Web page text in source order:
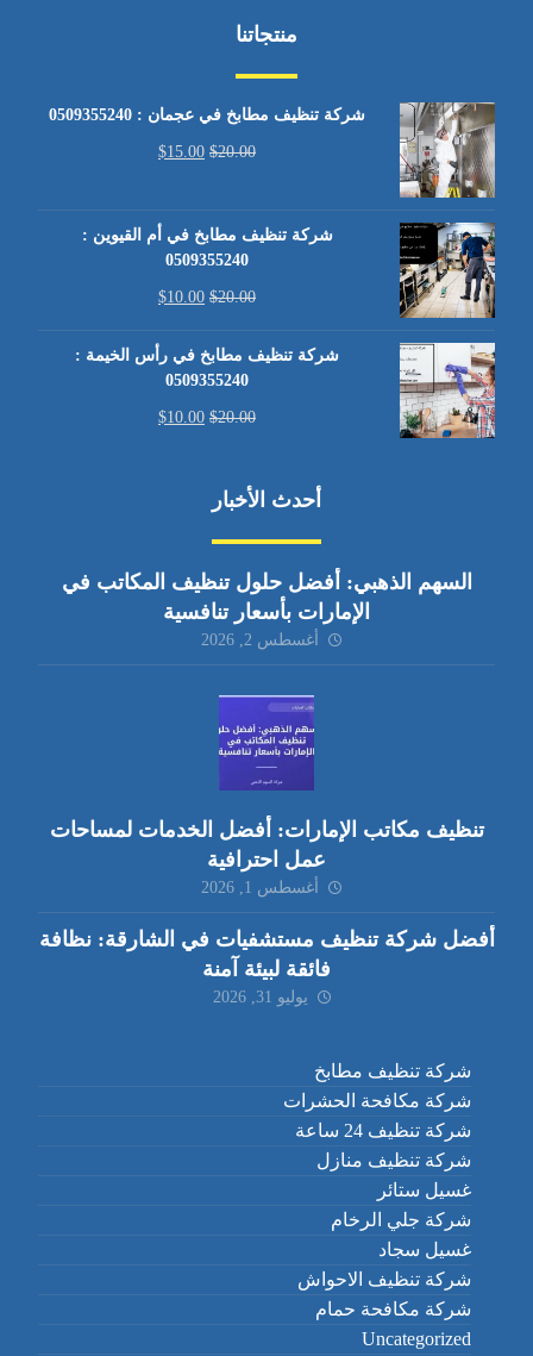
منتجاتنا
شركة تنظيف مطابخ في عجمان : 0509355240
$20.00
$15.00
شركة تنظيف مطابخ في أم القيوين :
0509355240
$20.00
$10.00
شركة تنظيف مطابخ في رأس الخيمة :
0509355240
$20.00
$10.00
أحدث الأخبار
السهم الذهبي: أفضل حلول تنظيف المكاتب في
الإمارات بأسعار تنافسية
أغسطس 2, 2026
تنظيف مكاتب الإمارات: أفضل الخدمات لمساحات
عمل احترافية
أغسطس 1, 2026
أفضل شركة تنظيف مستشفيات في الشارقة: نظافة
فائقة لبيئة آمنة
يوليو 31, 2026
شركة تنظيف مطابخ
شركة مكافحة الحشرات
شركة تنظيف 24 ساعة
شركة تنظيف منازل
غسيل ستائر
شركة جلي الرخام
غسيل سجاد
شركة تنظيف الاحواش
شركة مكافحة حمام
Uncategorized